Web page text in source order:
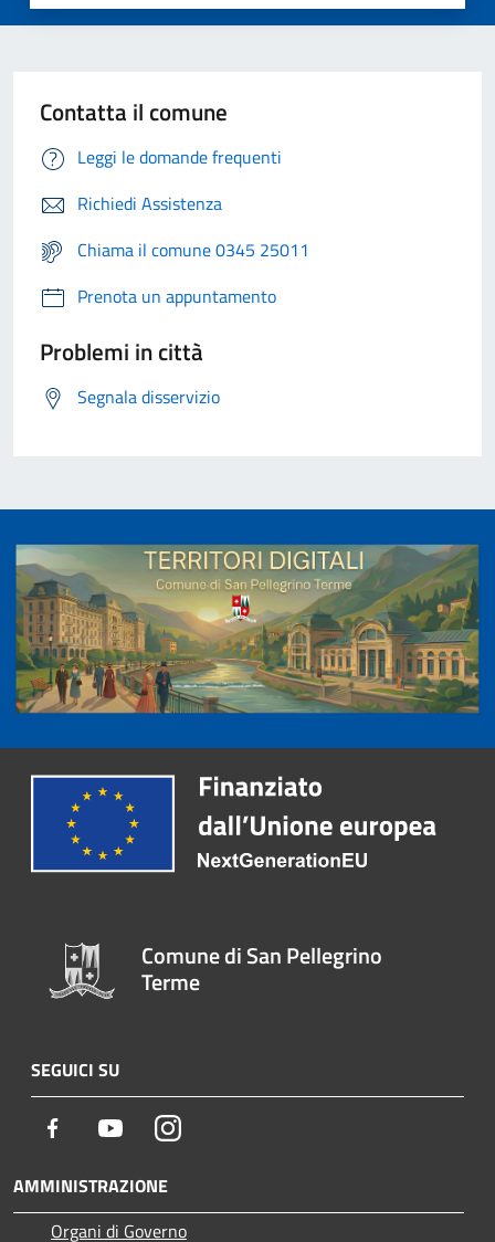
Contatta il comune
Leggi le domande frequenti
Richiedi Assistenza
Chiama il comune 0345 25011
Prenota un appuntamento
Problemi in città
Segnala disservizio
Comune di San Pellegrino
Terme
SEGUICI SU
Facebook YoutubeInstagram
AMMINISTRAZIONE
Organi di Governo